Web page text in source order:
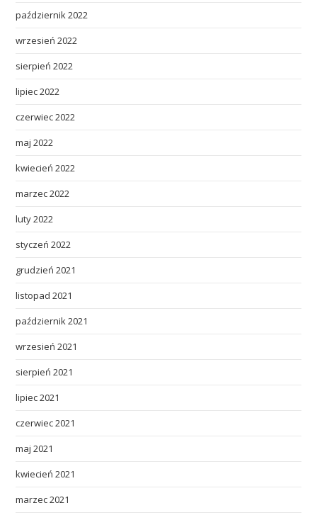
październik 2022
wrzesień 2022
sierpień 2022
lipiec 2022
czerwiec 2022
maj 2022
kwiecień 2022
marzec 2022
luty 2022
styczeń 2022
grudzień 2021
listopad 2021
październik 2021
wrzesień 2021
sierpień 2021
lipiec 2021
czerwiec 2021
maj 2021
kwiecień 2021
marzec 2021